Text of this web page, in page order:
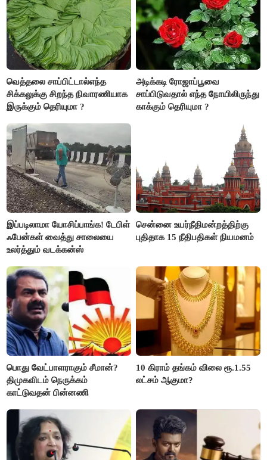
வெத்தலை சாப்பிட்டால்எந்த
சிக்கலுக்கு சிறந்த நிவாரணியாக
இருக்கும் தெரியுமா ?
அடிக்கடி ரோஜாப்பூவை
சாப்பிடுவதால் எந்த நோயிலிருந்து
காக்கும் தெரியுமா ?
இப்படிலாமா யோசிப்பாங்க! டேபிள்
ஃபேன்கள் வைத்து சாலையை
உலர்த்தும் வடக்கன்ஸ்
சென்னை உயர்நீதிமன்றத்திற்கு
புதிதாக 15 நீதிபதிகள் நியமனம்
பொது வேட்பாளராகும் சீமான்?
திமுகவிடம் நெருக்கம்
காட்டுவதன் பின்னணி
10 கிராம் தங்கம் விலை ரூ.1.55
லட்சம் ஆகுமா?